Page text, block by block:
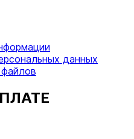
данных